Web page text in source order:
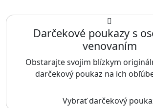
Darčekové poukazy s
venovaním
Obstarajte svojim blízkym
darčekový poukaz na ich
Vybrať darčekový